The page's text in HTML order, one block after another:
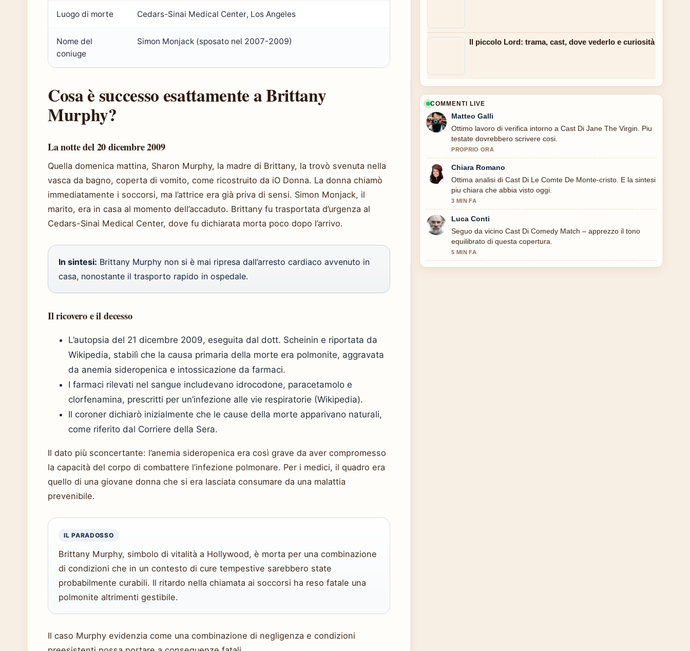
Luogo di morte Cedars-Sinai Medical Center, Los Angeles
Nome del
coniuge
Simon Monjack (sposato nel 2007-2009)
Cosa è successo esattamente a Brittany
Murphy?
La notte del 20 dicembre 2009
Quella domenica mattina, Sharon Murphy, la madre di Brittany, la trovò svenuta nella
vasca da bagno, coperta di vomito, come ricostruito da iO Donna. La donna chiamò
immediatamente i soccorsi, ma l’attrice era già priva di sensi. Simon Monjack, il
marito, era in casa al momento dell’accaduto. Brittany fu trasportata d’urgenza al
Cedars-Sinai Medical Center, dove fu dichiarata morta poco dopo l’arrivo.
In sintesi: Brittany Murphy non si è mai ripresa dall’arresto cardiaco avvenuto in
casa, nonostante il trasporto rapido in ospedale.
Il ricovero e il decesso
L’autopsia del 21 dicembre 2009, eseguita dal dott. Scheinin e riportata da
Wikipedia, stabilì che la causa primaria della morte era polmonite, aggravata
da anemia sideropenica e intossicazione da farmaci.
I farmaci rilevati nel sangue includevano idrocodone, paracetamolo e
clorfenamina, prescritti per un’infezione alle vie respiratorie (Wikipedia).
Il coroner dichiarò inizialmente che le cause della morte apparivano naturali,
come riferito dal Corriere della Sera.
Il dato più sconcertante: l’anemia sideropenica era così grave da aver compromesso
la capacità del corpo di combattere l’infezione polmonare. Per i medici, il quadro era
quello di una giovane donna che si era lasciata consumare da una malattia
prevenibile.
IL PARADOSSO
Brittany Murphy, simbolo di vitalità a Hollywood, è morta per una combinazione
di condizioni che in un contesto di cure tempestive sarebbero state
probabilmente curabili. Il ritardo nella chiamata ai soccorsi ha reso fatale una
polmonite altrimenti gestibile.
Il caso Murphy evidenzia come una combinazione di negligenza e condizioni
Il piccolo Lord: trama, cast, dove vederlo e curiosità
COMMENTI LIVE
Matteo Galli
Ottimo lavoro di verifica intorno a Cast Di Jane The Virgin. Piu
testate dovrebbero scrivere cosi.
PROPRIO ORA
Chiara Romano
Ottima analisi di Cast Di Le Comte De Monte-cristo. E la sintesi
piu chiara che abbia visto oggi.
3 MIN FA
Luca Conti
Seguo da vicino Cast Di Comedy Match – apprezzo il tono
equilibrato di questa copertura.
5 MIN FA